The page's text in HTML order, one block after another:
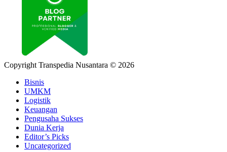
Copyright Transpedia Nusantara © 2026
Bisnis
UMKM
Logistik
Keuangan
Pengusaha Sukses
Dunia Kerja
Editor’s Picks
Uncategorized